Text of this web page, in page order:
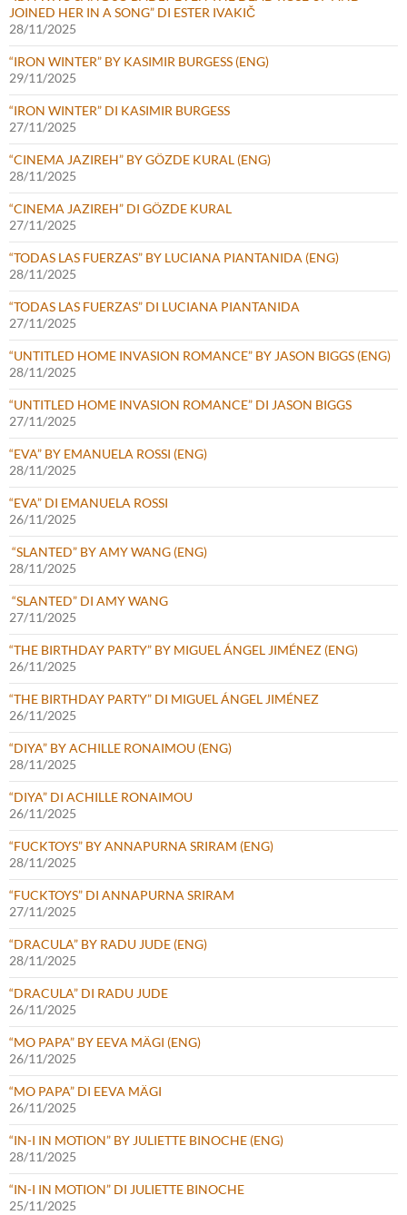
JOINED HER IN A SONG” DI ESTER IVAKIČ
28/11/2025
“IRON WINTER” BY KASIMIR BURGESS (ENG)
29/11/2025
“IRON WINTER” DI KASIMIR BURGESS
27/11/2025
“CINEMA JAZIREH” BY GÖZDE KURAL (ENG)
28/11/2025
“CINEMA JAZIREH” DI GÖZDE KURAL
27/11/2025
“TODAS LAS FUERZAS” BY LUCIANA PIANTANIDA (ENG)
28/11/2025
“TODAS LAS FUERZAS” DI LUCIANA PIANTANIDA
27/11/2025
“UNTITLED HOME INVASION ROMANCE” BY JASON BIGGS (ENG)
28/11/2025
“UNTITLED HOME INVASION ROMANCE” DI JASON BIGGS
27/11/2025
“EVA” BY EMANUELA ROSSI (ENG)
28/11/2025
“EVA” DI EMANUELA ROSSI
26/11/2025
“SLANTED” BY AMY WANG (ENG)
28/11/2025
“SLANTED” DI AMY WANG
27/11/2025
“THE BIRTHDAY PARTY” BY MIGUEL ÁNGEL JIMÉNEZ (ENG)
26/11/2025
“THE BIRTHDAY PARTY” DI MIGUEL ÁNGEL JIMÉNEZ
26/11/2025
“DIYA” BY ACHILLE RONAIMOU (ENG)
28/11/2025
“DIYA” DI ACHILLE RONAIMOU
26/11/2025
“FUCKTOYS” BY ANNAPURNA SRIRAM (ENG)
28/11/2025
“FUCKTOYS” DI ANNAPURNA SRIRAM
27/11/2025
“DRACULA” BY RADU JUDE (ENG)
28/11/2025
“DRACULA” DI RADU JUDE
26/11/2025
“MO PAPA” BY EEVA MÄGI (ENG)
26/11/2025
“MO PAPA” DI EEVA MÄGI
26/11/2025
“IN-I IN MOTION” BY JULIETTE BINOCHE (ENG)
28/11/2025
“IN-I IN MOTION” DI JULIETTE BINOCHE
25/11/2025